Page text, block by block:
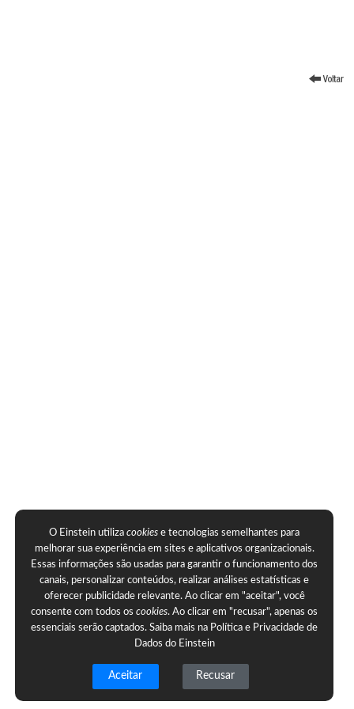
O Einstein utilizacookies e tecnologias semelhantes para
melhorar sua experiência em sites e aplicativos organizacionais.
Essas informações são usadas para garantir o funcionamento dos
canais, personalizar conteúdos, realizar análises estatísticas e
oferecer publicidade relevante. Ao clicar em "aceitar", você
consente com todos oscookies. Ao clicar em "recusar", apenas os
essenciais serão captados. Saiba mais na Política e Privacidade de
Dados do Einstein
Aceitar Recusar